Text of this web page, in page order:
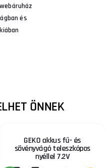
és
ÖNNEK
GEKO akkus fű- és
sövényvágó teleszkópos
nyéllel 7.2V